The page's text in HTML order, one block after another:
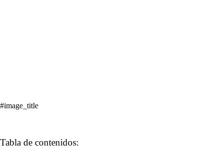
#image_title
Tabla de contenidos: